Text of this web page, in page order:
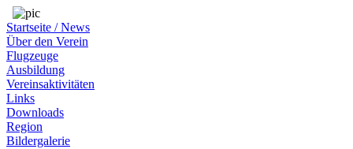
Startseite / News
Über den Verein
Flugzeuge
Ausbildung
Vereinsaktivitäten
Links
Downloads
Region
Bildergalerie